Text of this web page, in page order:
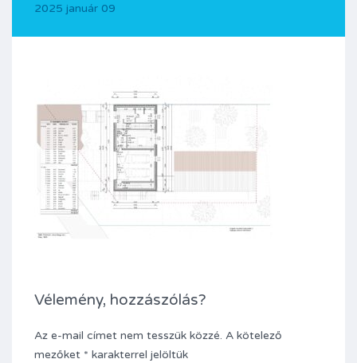
2025 január 09
Vélemény, hozzászólás?
Az e-mail címet nem tesszük közzé. A kötelező
mezőket * karakterrel jelöltük